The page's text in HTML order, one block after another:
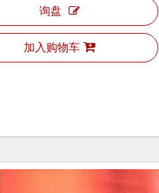
询盘
加入购物车